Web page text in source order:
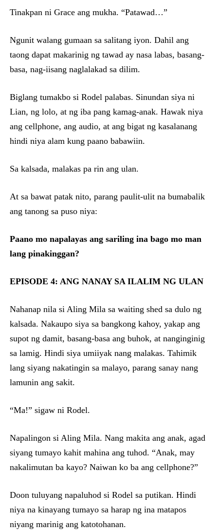
Tinakpan ni Grace ang mukha. “Patawad…”
Ngunit walang gumaan sa salitang iyon. Dahil ang
taong dapat makarinig ng tawad ay nasa labas, basang-
basa, nag-iisang naglalakad sa dilim.
Biglang tumakbo si Rodel palabas. Sinundan siya ni
Lian, ng lolo, at ng iba pang kamag-anak. Hawak niya
ang cellphone, ang audio, at ang bigat ng kasalanang
hindi niya alam kung paano babawiin.
Sa kalsada, malakas pa rin ang ulan.
At sa bawat patak nito, parang paulit-ulit na bumabalik
ang tanong sa puso niya:
Paano mo napalayas ang sariling ina bago mo man
lang pinakinggan?
EPISODE 4: ANG NANAY SA ILALIM NG ULAN
Nahanap nila si Aling Mila sa waiting shed sa dulo ng
kalsada. Nakaupo siya sa bangkong kahoy, yakap ang
supot ng damit, basang-basa ang buhok, at nanginginig
sa lamig. Hindi siya umiiyak nang malakas. Tahimik
lang siyang nakatingin sa malayo, parang sanay nang
lamunin ang sakit.
“Ma!” sigaw ni Rodel.
Napalingon si Aling Mila. Nang makita ang anak, agad
siyang tumayo kahit mahina ang tuhod. “Anak, may
nakalimutan ba kayo? Naiwan ko ba ang cellphone?”
Doon tuluyang napaluhod si Rodel sa putikan. Hindi
niya na kinayang tumayo sa harap ng ina matapos
niyang marinig ang katotohanan.